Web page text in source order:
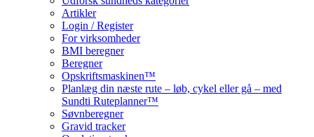
Artikler
Login / Register
For virksomheder
BMI beregner
Beregner
Opskriftsmaskinen™
Planlæg din næste rute – løb, cykel eller gå – med
Sundti Ruteplanner™
Søvnberegner
Gravid tracker